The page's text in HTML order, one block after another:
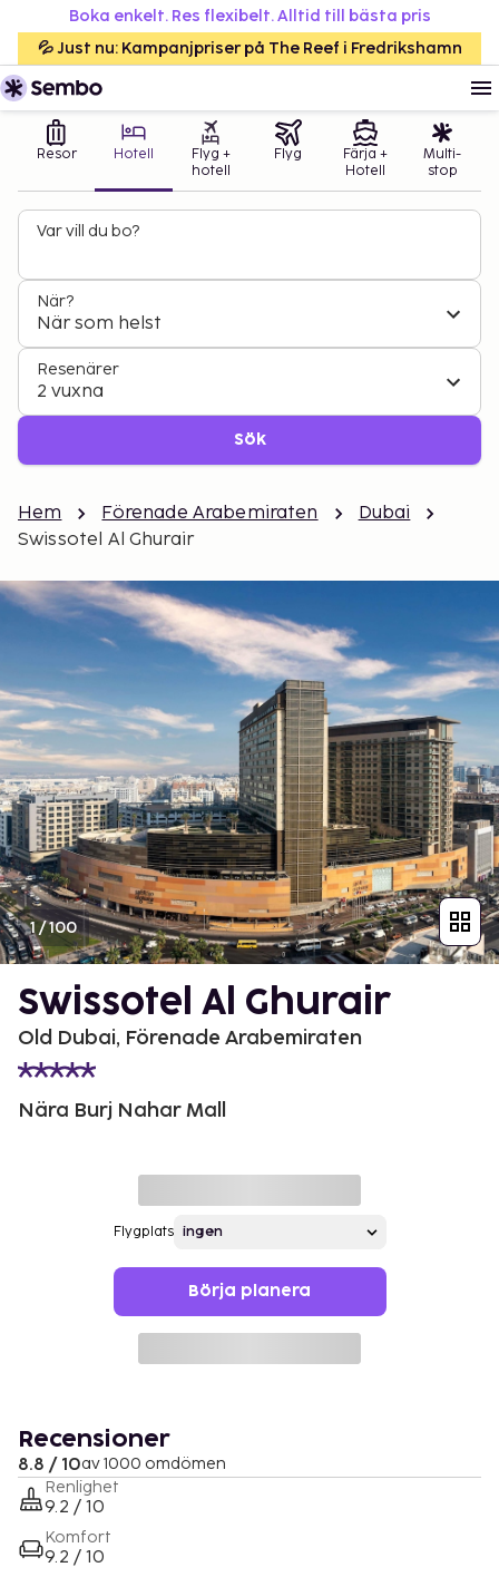
Boka enkelt. Res flexibelt. Alltid till bästa pris
💦 Just nu: Kampanjpriser på The Reef i Fredrikshamn
Resor Hotell
Flyg +
hotell
Flyg
Färja +
Hotell
Multi-
stop
Var vill du bo?
När?
När som helst
Resenärer
2 vuxna
Sök
Hem Förenade Arabemiraten
Dubai
Swissotel Al Ghurair
1/100
Swissotel Al Ghurair
Old Dubai, Förenade Arabemiraten
Nära Burj Nahar Mall
Flygplats
Börja planera
Recensioner
8.8 / 10av 1000 omdömen
Renlighet
9.2 / 10
Komfort
9.2 / 10